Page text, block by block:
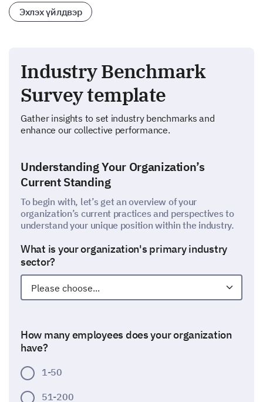
Эхлэх үйлдвэр
Industry Benchmark
Survey template
Gather insights to set industry benchmarks and
enhance our collective performance.
Understanding Your Organization’s
Current Standing
To begin with, let’s get an overview of your
organization’s current practices and perspectives to
understand your unique position within the industry.
What is your organization's primary industry
sector?
How many employees does your organization
have?
1-50
51-200